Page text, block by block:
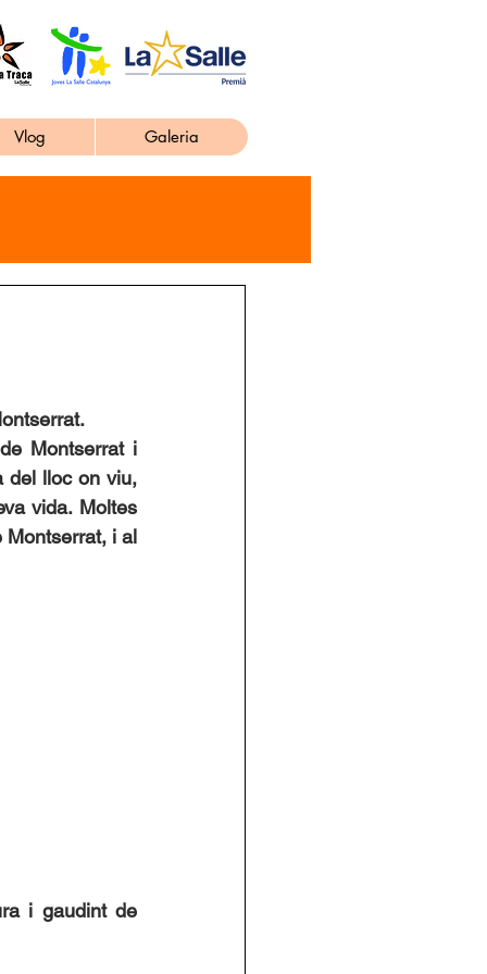
Vlog Galeria
Montserrat i
del lloc on viu,
vida. Moltes
Montserrat, i al
i gaudint de